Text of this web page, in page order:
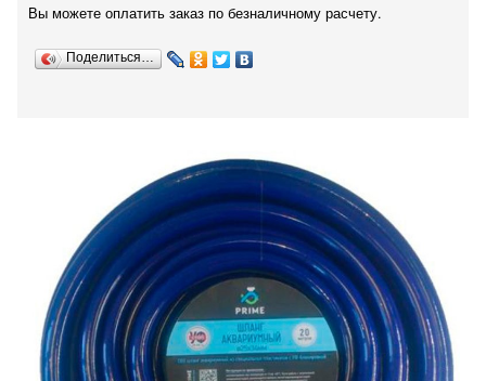
Вы можете оплатить заказ по безналичному расчету.
Поделиться…